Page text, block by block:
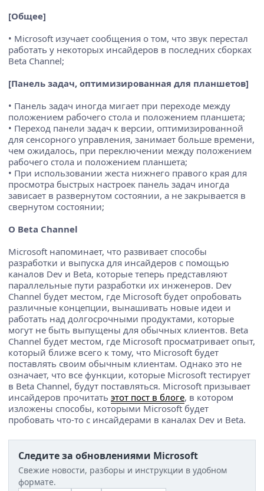
[Общее]
• Microsoft изучает сообщения о том, что звук перестал
работать у некоторых инсайдеров в последних сборках
Beta Channel;
[Панель задач, оптимизированная для планшетов]
• Панель задач иногда мигает при переходе между
положением рабочего стола и положением планшета;
• Переход панели задач к версии, оптимизированной
для сенсорного управления, занимает больше времени,
чем ожидалось, при переключении между положением
рабочего стола и положением планшета;
• При использовании жеста нижнего правого края для
просмотра быстрых настроек панель задач иногда
зависает в развернутом состоянии, а не закрывается в
свернутом состоянии;
О Beta Channel
Microsoft напоминает, что развивает способы
разработки и выпуска для инсайдеров с помощью
каналов Dev и Beta, которые теперь представляют
параллельные пути разработки их инженеров. Dev
Channel будет местом, где Microsoft будет опробовать
различные концепции, вынашивать новые идеи и
работать над долгосрочными продуктами, которые
могут не быть выпущены для обычных клиентов. Beta
Channel будет местом, где Microsoft просматривает опыт,
который ближе всего к тому, что Microsoft будет
поставлять своим обычным клиентам. Однако это не
означает, что все функции, которые Microsoft тестирует
в Beta Channel, будут поставляться. Microsoft призывает
инсайдеров прочитать этот пост в блоге, в котором
изложены способы, которыми Microsoft будет
пробовать что-то с инсайдерами в каналах Dev и Beta.
Следите за обновлениями Microsoft
Свежие новости, разборы и инструкции в удобном
формате.